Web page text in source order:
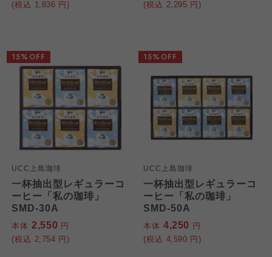
(税込 1,836 円)
(税込 2,295 円)
UCC上島珈琲
一杯抽出型レギュラーコ
ーヒー「私の珈琲」
SMD-30A
本体 2,550 円
(税込 2,754 円)
15%OFF
UCC上島珈琲
一杯抽出型レギュラーコ
ーヒー「私の珈琲」
SMD-50A
本体 4,250 円
(税込 4,590 円)
15%OFF